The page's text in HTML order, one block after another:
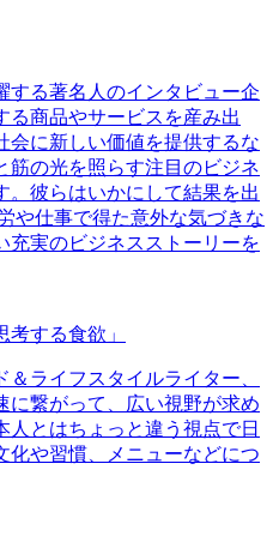
する著名人のインタビュー企
る商品やサービスを産み出
会に新しい価値を提供するな
筋の光を照らす注目のビジネ
。彼らはいかにして結果を出
や仕事で得た意外な気づきな
充実のビジネスストーリーを
する食欲」
ライフスタイルライター、
に繋がって、広い視野が求め
人とはちょっと違う視点で日
化や習慣、メニューなどにつ